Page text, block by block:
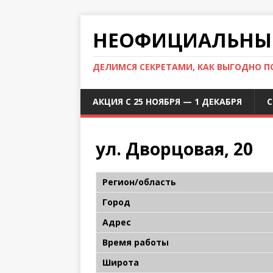
ДЕЛИМСЯ СЕКРЕТАМИ, КАК ВЫГОДНО
АКЦИЯ С 25 НОЯБРЯ — 1 ДЕКАБРЯ
ул. Дворцовая, 20
Регион/область
Город
Адрес
Время работы
Широта